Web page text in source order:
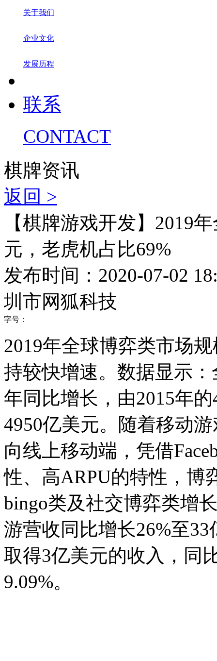
关于我们
企业文化
发展历程
联系
CONTACT
棋牌资讯
返回 >
【棋牌游戏开发】2019
元，老虎机占比69%
发布时间：2020-07-02
圳市网狐科技
字号：
2019年全球博弈类市场
持较快增速。数据显示
年同比增长，由2015年
4950亿美元。随着移动
向线上移动端，凭借
性、高ARPU的特性，博
bingo类及社交博弈类增
游营收同比增长26%至
取得3亿美元的收入，同
9.09%。